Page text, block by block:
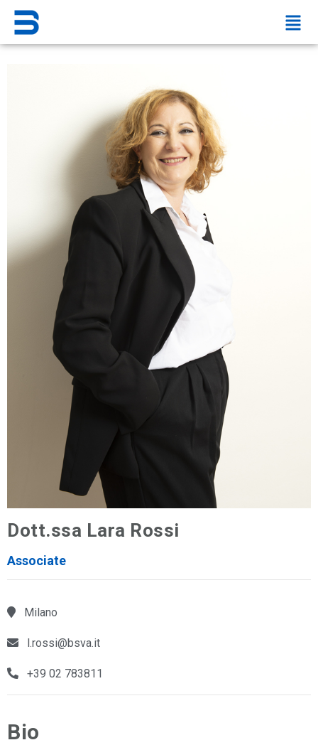
Dott.ssa Lara Rossi
Associate
Milano
l.rossi@bsva.it
+39 02 783811
Bio